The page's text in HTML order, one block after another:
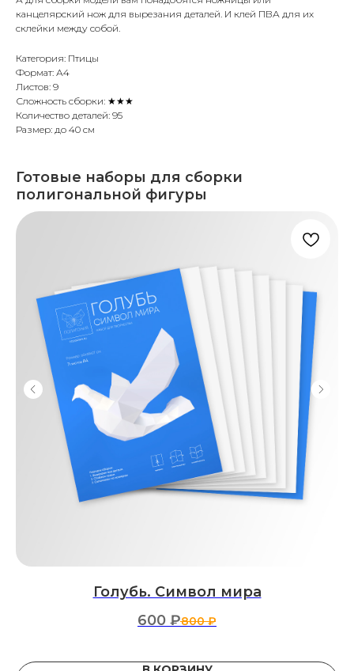
канцелярский нож для вырезания деталей. И клей ПВА для их
склейки между собой.
Категория: Птицы
Формат: А4
Листов: 9
Сложность сборки: ★★★
Количество деталей: 95
Размер: до 40 см
Готовые наборы для сборки
полигональной фигуры
Голубь. Символ мира
600 ₽800 ₽